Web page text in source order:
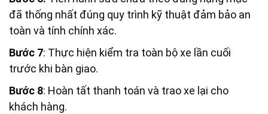
đã thống nhất đúng quy trình kỹ thuật đảm bảo an
toàn và tính chính xác.
Bước 7: Thực hiện kiểm tra toàn bộ xe lần cuối
trước khi bàn giao.
Bước 8: Hoàn tất thanh toán và trao xe lại cho
khách hàng.